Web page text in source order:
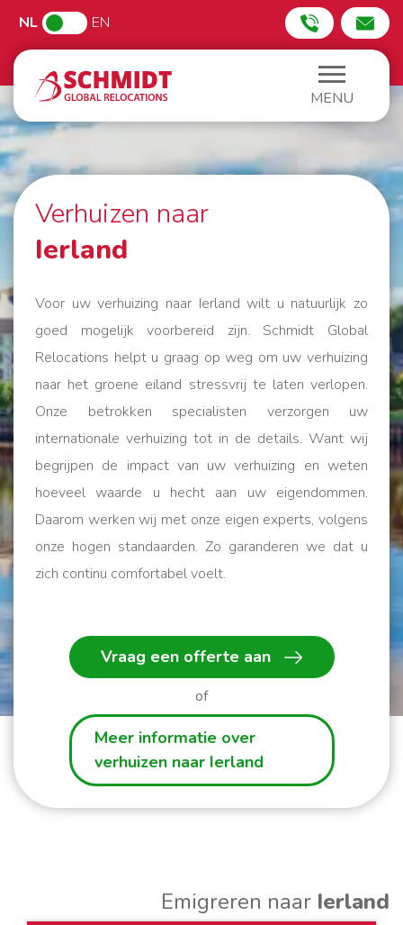
NL EN
MENU
Verhuizen naar
Ierland
Voor uw verhuizing naar Ierland wilt u natuurlijk zo
goed mogelijk voorbereid zijn. Schmidt Global
Relocations helpt u graag op weg om uw verhuizing
naar het groene eiland stressvrij te laten verlopen.
Onze betrokken specialisten verzorgen uw
internationale verhuizing tot in de details. Want wij
begrijpen de impact van uw verhuizing en weten
hoeveel waarde u hecht aan uw eigendommen.
Daarom werken wij met onze eigen experts, volgens
onze hogen standaarden. Zo garanderen we dat u
zich continu comfortabel voelt.
Vraag een offerte aan
of
Meer informatie over
verhuizen naar Ierland
Emigreren naar Ierland